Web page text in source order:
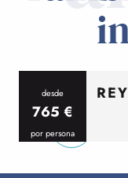
desde
765 €
por persona